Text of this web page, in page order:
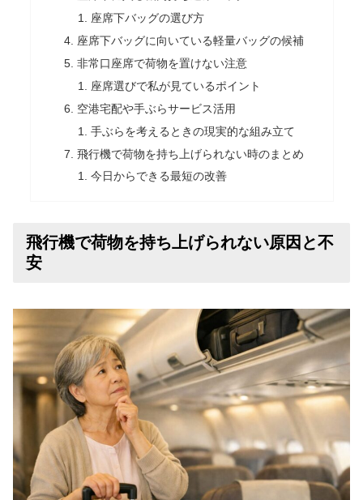
座席下バッグの選び方
座席下バッグに向いている軽量バッグの候補
非常口座席で荷物を置けない注意
座席選びで私が見ているポイント
空港宅配や手ぶらサービス活用
手ぶらを考えるときの現実的な組み立て
飛行機で荷物を持ち上げられない時のまとめ
今日からできる最短の改善
飛行機で荷物を持ち上げられない原因と不
安